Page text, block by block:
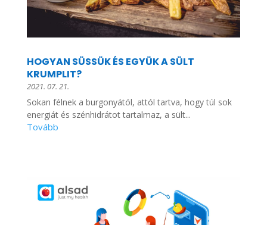
HOGYAN SÜSSÜK ÉS EGYÜK A SÜLT
KRUMPLIT?
2021. 07. 21.
Sokan félnek a burgonyától, attól tartva, hogy túl sok
energiát és szénhidrátot tartalmaz, a sült...